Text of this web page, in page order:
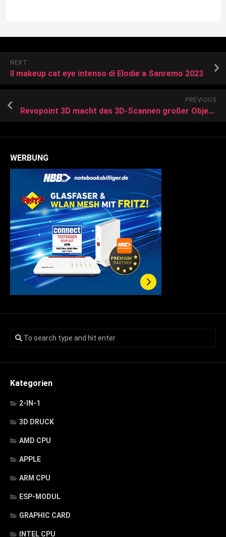
NEXT
Il makeup cat eye intenso di Elodie a Sanremo 2023
PREVIOUS
Revopoint 3D macht das 3D-Scannen großer Objekte möglich
WERBUNG
Kategorien
2-IN-1
3D DRUCK
AMD CPU
APPLE
ARM CPU
ESP-MODUL
GRAPHIC CARD
INTEL CPU